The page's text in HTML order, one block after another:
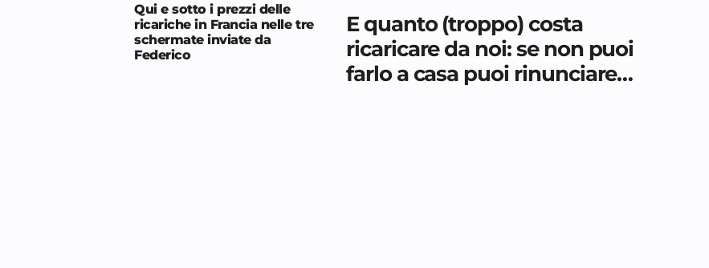
Qui e sotto i prezzi delle
ricariche in Francia nelle tre
schermate inviate da
Federico
E quanto (troppo) costa
ricaricare da noi: se non puoi
farlo a casa puoi rinunciare…